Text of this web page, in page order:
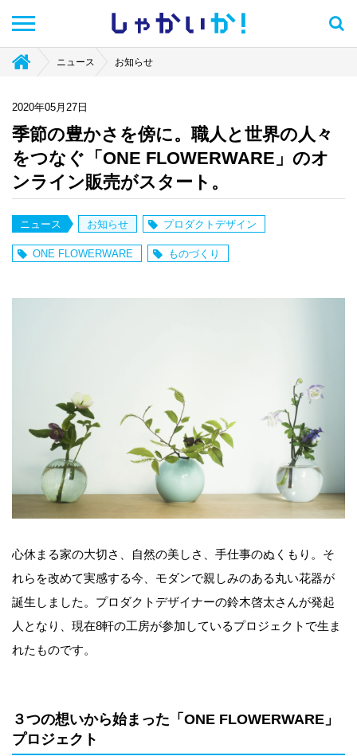
しゃかい か！
ニュース お知らせ
2020年05月27日
季節の豊かさを傍に。職人と世界の人々
をつなぐ「ONE FLOWERWARE」のオ
ンライン販売がスタート。
ニュース お知らせ プロダクトデザイン
ONE FLOWERWARE ものづくり
心休まる家の大切さ、自然の美しさ、手仕事のぬくもり。そ
れらを改めて実感する今、モダンで親しみのある丸い花器が
誕生しました。 プロダクトデザイナーの鈴木啓太さんが発起
人となり、現在8軒の工房が参加しているプロジェクトで生ま
れたものです。
３つの想いから始まった「ONE FLOWERWARE」
プロジェクト